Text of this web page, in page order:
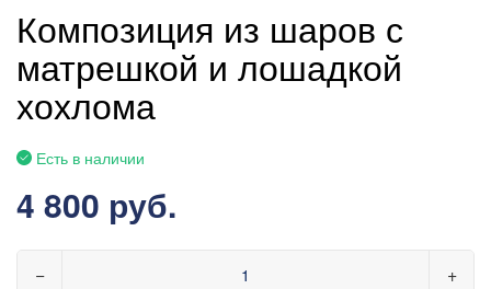
Композиция из шаров с
матрешкой и лошадкой
хохлома
Есть в наличии
4 800 руб.
− +